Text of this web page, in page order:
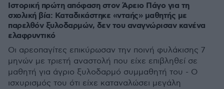
Ιστορική πρώτη απόφαση στον Άρειο Πάγο για τη
σχολική βία: Καταδικάστηκε «νταής» μαθητής με
παρελθόν ξυλοδαρμών, δεν του αναγνώρισαν κανένα
ελαφρυντικό
Οι αρεοπαγίτες επικύρωσαν την ποινή φυλάκισης 7
μηνών με τριετή αναστολή που είχε επιβληθεί σε
μαθητή για άγριο ξυλοδαρμό συμμαθητή του - Ο
ισχυρισμός του ότι είχε καταναλώσει μεγάλη